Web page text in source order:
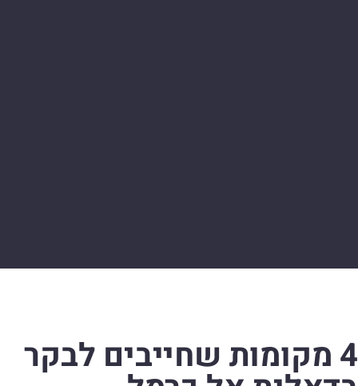
4 מקומות שחייבים לבקר